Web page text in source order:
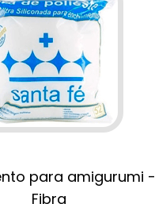
para amigurumi -
Fibra